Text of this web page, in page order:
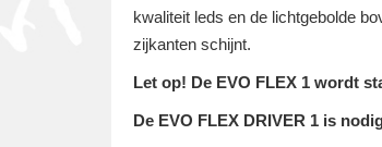
kwaliteit leds en de lichtgebolde
zijkanten schijnt.
Let op! De EVO FLEX 1 wordt
De EVO FLEX DRIVER 1 is